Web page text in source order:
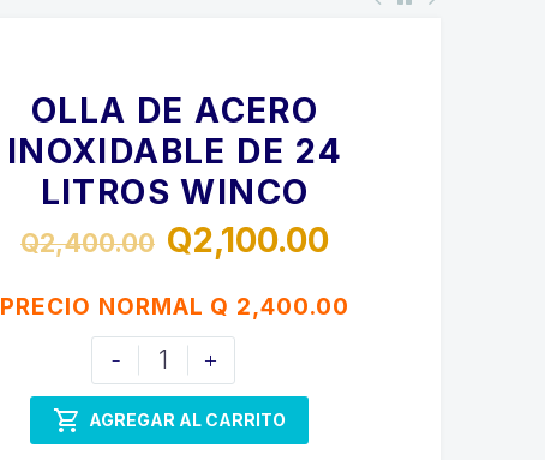
OLLA DE ACERO
INOXIDABLE DE 24
LITROS WINCO
Q2,400.00
precio
original
era:
Q2,400.00.
Q2,100.00
precio
actual
es:
Q2,100.00.
PRECIO NORMAL Q 2,400.00
-
OLLA
DE
ACERO
INOXIDABLE
+
 AGREGAR AL CARRITO